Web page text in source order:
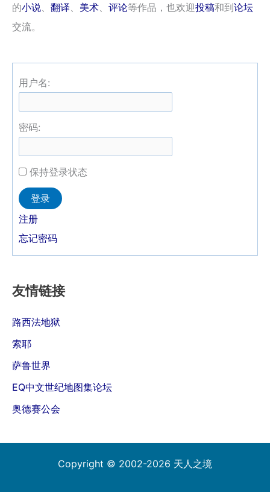
的小说 翻译 美术 评论等作品，也欢迎投稿和到论坛
交流。
用户名:
密码:
保持登录状态
Alternative:
登录
注册
忘记密码
友情链接
路西法地狱
索耶
萨鲁世界
EQ中文世纪地图集论坛
奥德赛公会
Copyright © 2002-2026 天人之境